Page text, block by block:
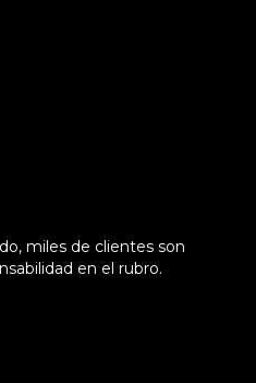
miles de clientes son
en el rubro.